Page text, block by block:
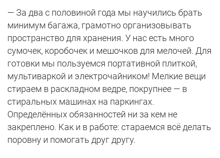
— За два с половиной года мы научились брать
минимум багажа, грамотно организовывать
пространство для хранения. У нас есть много
сумочек, коробочек и мешочков для мелочей. Для
готовки мы пользуемся портативной плиткой,
мультиваркой и электрочайником! Мелкие вещи
стираем в раскладном ведре, покрупнее — в
стиральных машинах на паркингах.
Определённых обязанностей ни за кем не
закреплено. Как и в работе: стараемся всё делать
поровну и помогать друг другу.